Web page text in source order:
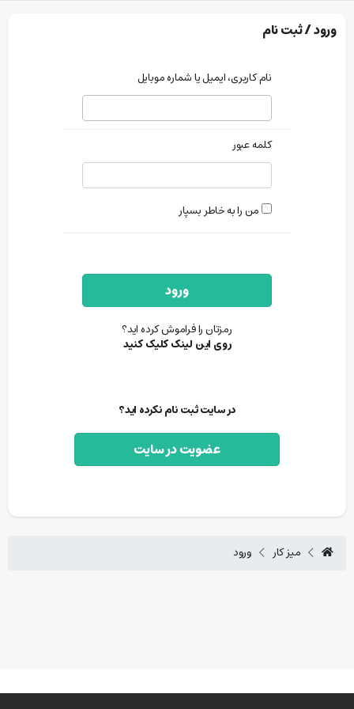
ورود / ثبت نام
نام کاربری، ایمیل یا شماره موبایل
کلمه عبور
من را به خاطر بسپار
ورود
رمزتان را فراموش کرده اید؟
روی این لینک کلیک کنید
در سایت ثبت نام نکرده اید؟
عضویت در سایت
میز کار ورود